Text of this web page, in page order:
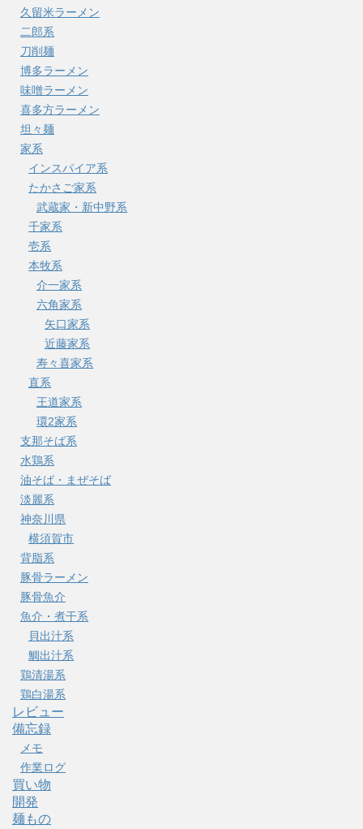
久留米ラーメン
二郎系
刀削麺
博多ラーメン
味噌ラーメン
喜多方ラーメン
坦々麺
家系
インスパイア系
たかさご家系
武蔵家・新中野系
千家系
壱系
本牧系
介一家系
六角家系
矢口家系
近藤家系
寿々喜家系
直系
王道家系
環2家系
支那そば系
水鶏系
油そば・まぜそば
淡麗系
神奈川県
横須賀市
背脂系
豚骨ラーメン
豚骨魚介
魚介・煮干系
貝出汁系
鯛出汁系
鶏清湯系
鶏白湯系
レビュー
備忘録
メモ
作業ログ
買い物
開発
麺もの